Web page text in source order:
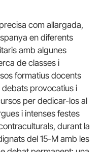
com allargada,
en diferents
amb algunes
de classes i
formatius docents
debats provocatius i
per dedicar-los al
i intenses festes
durant la
del 15-M amb les